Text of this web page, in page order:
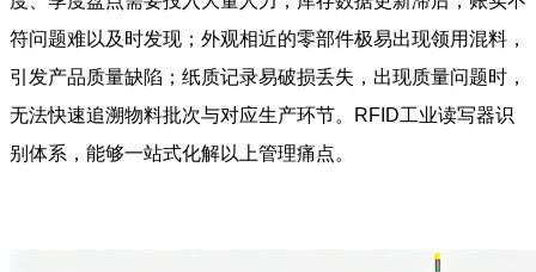
符问题难以及时发现；外观相近的零部件极易出现领用混料，
引发产品质量缺陷；纸质记录易破损丢失，出现质量问题时，
无法快速追溯物料批次与对应生产环节。RFID工业读写器识
别体系，能够一站式化解以上管理痛点。